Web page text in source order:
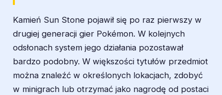
Kamień Sun Stone pojawił się po raz pierwszy w
drugiej generacji gier Pokémon. W kolejnych
odsłonach system jego działania pozostawał
bardzo podobny. W większości tytułów przedmiot
można znaleźć w określonych lokacjach, zdobyć
w minigrach lub otrzymać jako nagrodę od postaci